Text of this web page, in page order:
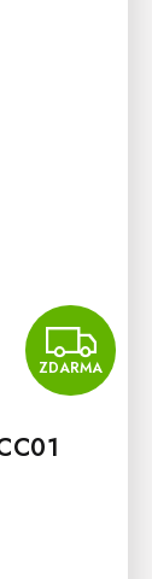
ZDARMA